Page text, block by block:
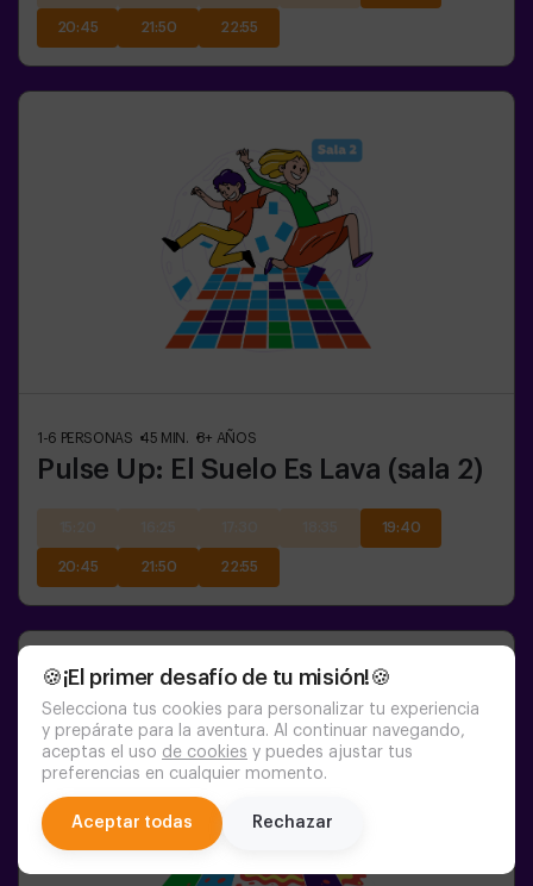
🍪¡El primer desafío de tu misión!🍪
Selecciona tus cookies para personalizar tu experiencia
y prepárate para la aventura. Al continuar navegando,
aceptas el uso de cookies y puedes ajustar tus
preferencias en cualquier momento.
Aceptar todas Rechazar
20:45 21:50 22:55
1-6 PERSONAS 45 MIN. 8+ AÑOS
Pulse Up: El Suelo Es Lava (sala 2)
19:40
20:45 21:50 22:55